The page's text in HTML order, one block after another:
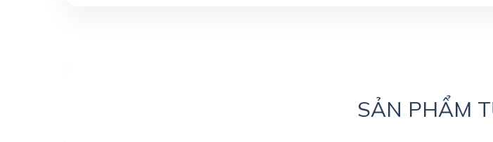
SẢN PHẨM